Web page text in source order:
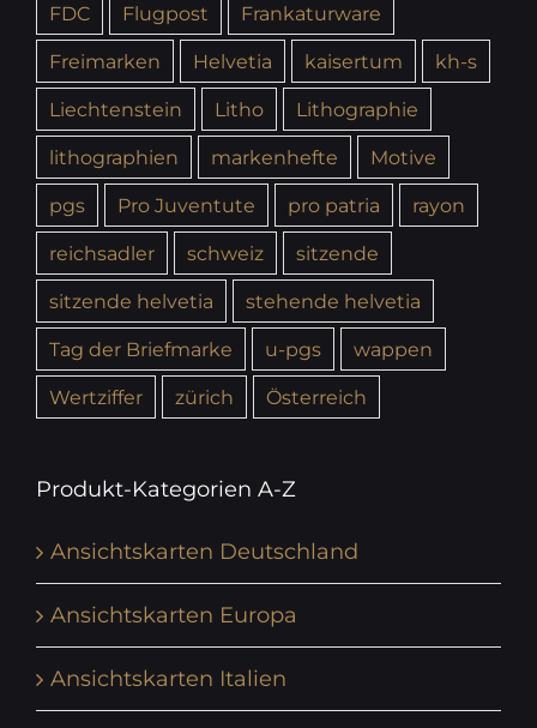
FDC
Flugpost
Frankaturware
Freimarken
Helvetia kaisertum
kh-s
Liechtenstein
Litho
Lithographie
lithographien
markenhefte
Motive
pgs
Pro Juventute pro patria
rayon
reichsadler
schweiz
sitzende
sitzende helvetia
stehende helvetia
Tag der Briefmarke
u-pgs
wappen
Wertziffer
zürich Österreich
Produkt-Kategorien A-Z
Ansichtskarten Deutschland
Ansichtskarten Europa
Ansichtskarten Italien